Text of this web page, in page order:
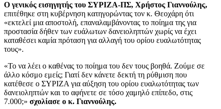
Ο γενικός εισηγητής του ΣΥΡΙΖΑ-ΠΣ, Χρήστος Γιαννούλης,
επιτέθηκε στη κυβέρνηση κατηγορώντας τον κ. Θεοχάρη ότι
«εκτελεί μια αποστολή, επαναλαμβάνοντας το ποίημα της για
προστασία δήθεν των ευάλωτων δανειοληπτών χωρίς να έχει
καταθέσει καμία πρόταση για αλλαγή του ορίου ευαλωτότητας
τους».
«Το να λέει ο καθένας το ποίημα του δεν τους βοηθά. Ζούμε σε
άλλο κόσμο εμείς; Γιατί δεν κάνετε δεκτή τη ρύθμιση που
κατέθεσε ο ΣΥΡΙΖΑ για αύξηση του ορίου ευαλωτότητας των
δανειοληπτών και το αφήνετε σε τόσο χαμηλό επίπεδο, στις
7.000;» σχολίασε ο κ. Γιαννούλης.